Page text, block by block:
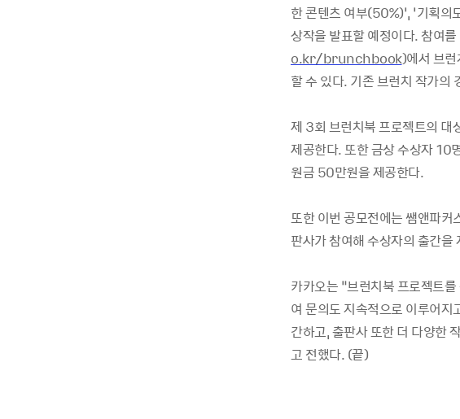
한 콘텐츠 여부(50%)’, ‘기획의
상작을 발표할 예정이다. 참여
o.kr/brunchbook)에서 브
할 수 있다. 기존 브런치 작가의
제 3회 브런치북 프로젝트의 대
제공한다.또한 금상 수상자10
원금 50만원을 제공한다.
또한 이번 공모전에는 쌤앤파커
판사가 참여해 수상자의 출간을
카카오는 “브런치북 프로젝트
여 문의도 지속적으로 이루어지
간하고,출판사 또한 더 다양한
고 전했다. (끝)